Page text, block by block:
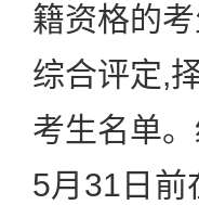
籍资格的
综合评定,
考生名单
5月31日前